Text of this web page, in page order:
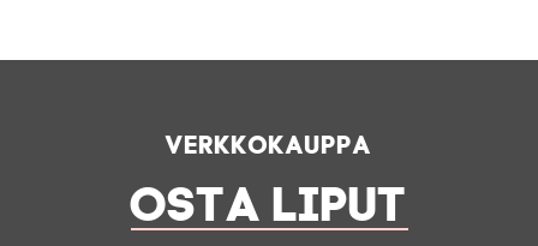
Verkkokauppa
OSTA LIPUT